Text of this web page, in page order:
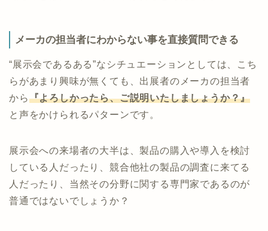
メーカの担当者にわからない事を直接質問できる
“展示会であるある”なシチュエーションとしては、こち
らがあまり興味が無くても、出展者のメーカの担当者
から『よろしかったら、ご説明いたしましょうか？』
と声をかけられるパターンです。
展示会への来場者の大半は、製品の購入や導入を検討
している人だったり、競合他社の製品の調査に来てる
人だったり、当然その分野に関する専門家であるのが
普通ではないでしょうか？